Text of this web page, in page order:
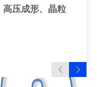
高压成形、晶粒